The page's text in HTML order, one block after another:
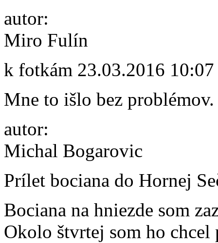
autor:
Miro Fulín
k fotkám 23.03.2016 10:07
Mne to išlo bez problémov.
autor:
Michal Bogarovic
Prílet bociana do Hornej
Bociana na hniezde som
Okolo štvrtej som ho